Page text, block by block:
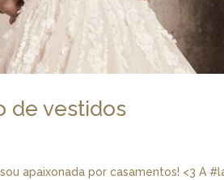
de vestidos
apaixonada por casamentos! <3 A